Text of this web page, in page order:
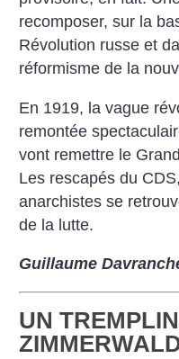
recomposer, sur la
Révolution russe et
réformisme de la
En 1919, la vague
remontée
vont remettre le
Les rescapés du
anarchistes se
de la lutte.
Guillaume
UN